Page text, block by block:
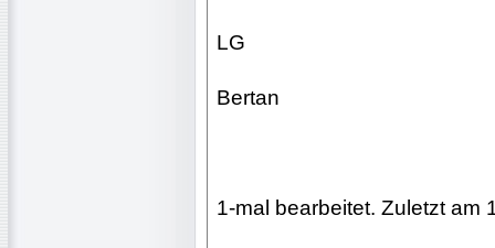
LG
Bertan
1-mal bearbeitet. Zuletzt am